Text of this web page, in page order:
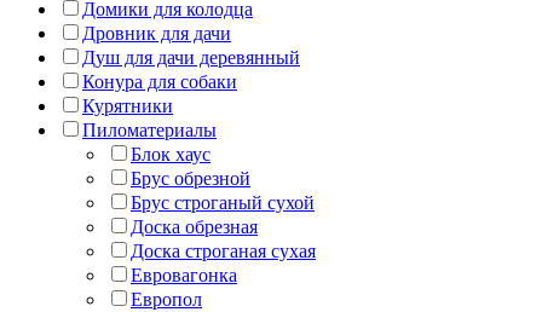
Домики для колодца
Дровник для дачи
Душ для дачи деревянный
Конура для собаки
Курятники
Пиломатериалы
Блок хаус
Брус обрезной
Брус строганый сухой
Доска обрезная
Доска строганая сухая
Евровагонка
Европол